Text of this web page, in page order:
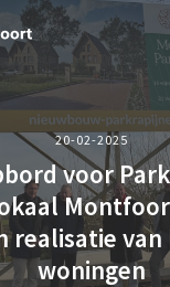
20-02-2025
voor
realisatie
woningen